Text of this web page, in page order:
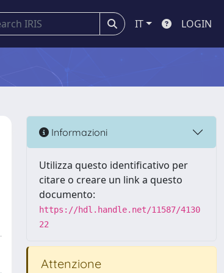
IT LOGIN
Informazioni
Utilizza questo identificativo per
citare o creare un link a questo
documento:
https://hdl.handle.net/11587/4130
22
Attenzione